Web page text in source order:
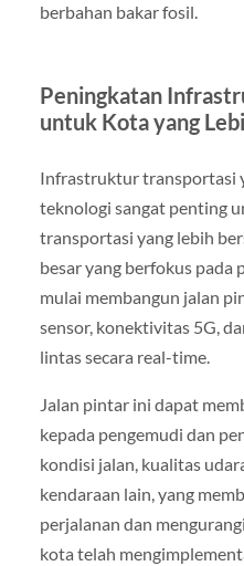
berbahan bakar fosil.
Peningkatan
untuk Kota yang
Infrastruktur transportasi
teknologi sangat penting
transportasi yang lebih
besar yang berfokus pada
mulai membangun jalan
sensor, konektivitas 5G,
lintas secara real-time.
Jalan pintar ini dapat
kepada pengemudi dan
kondisi jalan, kualitas
kendaraan lain, yang
perjalanan dan
kota telah